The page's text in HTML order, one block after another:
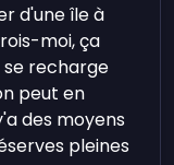
d'une île à
moi, ça
se recharge
peut en
des moyens
pleines